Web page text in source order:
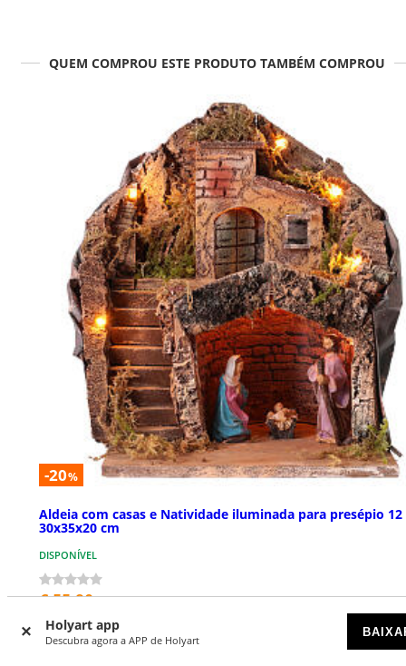
Holyart app
Descubra agora a APP de Holyart
QUEM COMPROU ESTE PRODUTO TAMBÉM COMPROU
-20%
Aldeia com casas e Natividade iluminada para presépio 12
30x35x20 cm
DISPONÍVEL
€ 55,90 € 70,00